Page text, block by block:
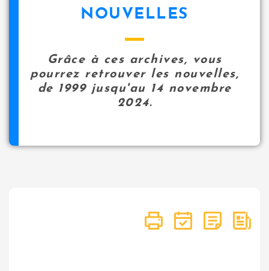
NOUVELLES
Grâce à ces archives, vous
pourrez retrouver les nouvelles,
de 1999 jusqu'au 14 novembre
2024.